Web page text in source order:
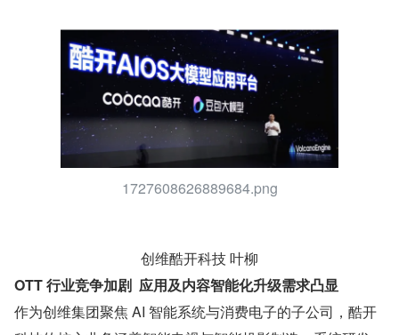
1727608626889684.png
创维酷开科技 叶柳
OTT 行业竞争加剧  应用及内容智能化升级需求凸显
作为创维集团聚焦 AI 智能系统与消费电子的子公司，酷开